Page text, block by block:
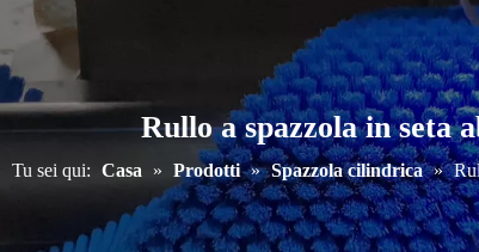
Rullo a spazzola in seta
Tu sei qui: Casa » Prodotti » Spazzola cilindrica »